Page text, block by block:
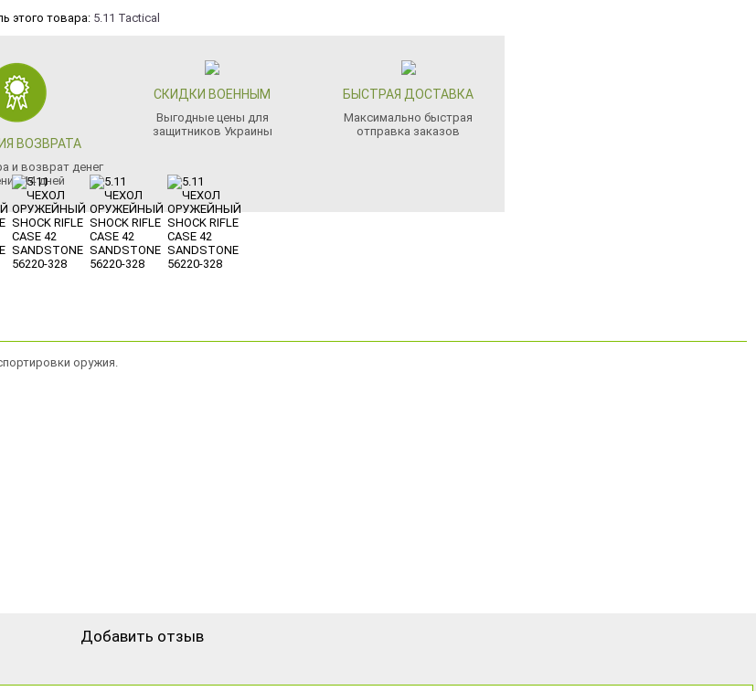
этого товара: 5.11 Tactical
ВОЗВРАТА
и возврат денег
14 дней
СКИДКИ ВОЕННЫМ
Выгодные цены для
защитников Украины
БЫСТРАЯ ДОСТАВКА
Максимально быстрая
отправка заказов
оружия.
Добавить отзыв